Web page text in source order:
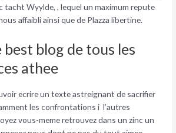
tacht Wyylde, , lequel un maximum repute
affaibli ainsi que de Plazza libertine.
blog de tous les
athee
ecrire un texte astreignant de sacrifier
les confrontations i l’autres
vous-meme retrouvez dans un zinc un